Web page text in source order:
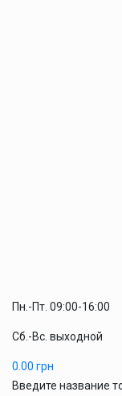
Пн.-Пт. 09:00-16:00
Сб.-Вс. выходной
0.00 грн
Введите название